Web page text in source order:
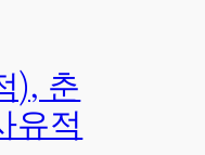
), 춘
유적